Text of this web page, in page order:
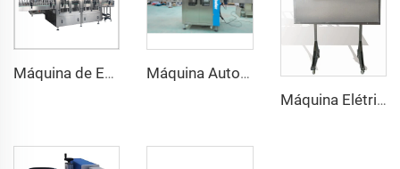
Máquina de Enchimento e Vedação Isobárica para Garrafas de Vidro Pequenas 3 em 1 Automática
Máquina Automática de Etiquetagem com Manga de PVC com Sistema de Encolhimento Tampão de Segurança para Garrafas e Latas Aerossóis
Máquina Elétrica de Túnel de Calor para Encolher Etiqueta de Segurança no Pescoço de Garrafa